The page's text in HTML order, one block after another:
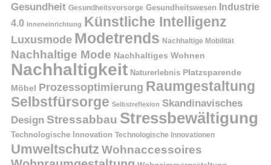
Gesundheit Gesundheitsvorsorge Gesundheitswesen Industrie
4.0 Inneneinrichtung Künstliche Intelligenz
Luxusmode Modetrends Nachhaltige Mobilität
Nachhaltige Mode Nachhaltiges Wohnen
Nachhaltigkeit Naturerlebnis Platzsparende
Möbel Prozessoptimierung Raumgestaltung
Selbstfürsorge Selbstreflexion Skandinavisches
Design Stressabbau Stressbewältigung
Technologische Innovation Technologische Innovationen
Umweltschutz Wohnaccessoires